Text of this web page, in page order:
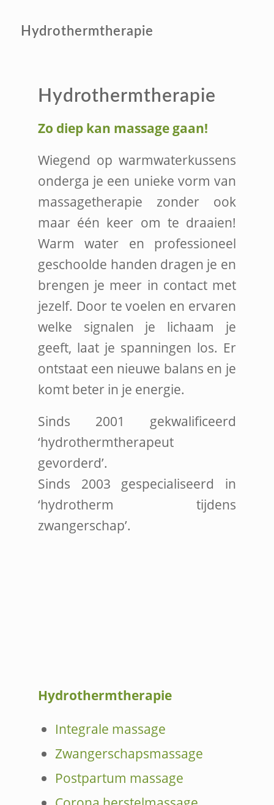
Hydrothermtherapie
Hydrothermtherapie
Zo diep kan massage gaan!
Wiegend op warmwaterkussens
onderga je een unieke vorm van
massagetherapie zonder ook
maar één keer om te draaien!
Warm water en professioneel
geschoolde handen dragen je en
brengen je meer in contact met
jezelf. Door te voelen en ervaren
welke signalen je lichaam je
geeft, laat je spanningen los. Er
ontstaat een nieuwe balans en je
komt beter in je energie.
Sinds 2001 gekwalificeerd
‘hydrothermtherapeut
gevorderd’.
Sinds 2003 gespecialiseerd in
‘hydrotherm tijdens
zwangerschap’.
Hydrothermtherapie
Integrale massage
Zwangerschapsmassage
Postpartum massage